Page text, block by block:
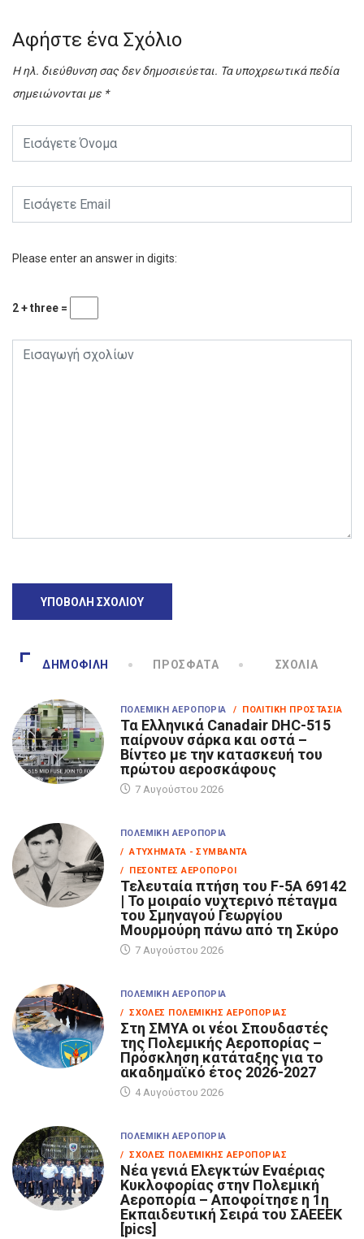
Αφήστε ένα Σχόλιο
Η ηλ. διεύθυνση σας δεν δημοσιεύεται. Τα υποχρεωτικά πεδία
σημειώνονται με *
Please enter an answer in digits:
2 + three =
ΔΗΜΟΦΙΛΉ ΠΡΌΣΦΑΤΑ ΣΧΌΛΙΑ
ΠΟΛΕΜΙΚΉ ΑΕΡΟΠΟΡΊΑ / ΠΟΛΙΤΙΚΉ ΠΡΟΣΤΑΣΊΑ
Τα Eλληνικά Canadair DHC-515
παίρνουν σάρκα και οστά –
Βίντεο με την κατασκευή του
πρώτου αεροσκάφους
7 Αυγούστου 2026
ΠΟΛΕΜΙΚΉ ΑΕΡΟΠΟΡΊΑ
/ ΑΤΥΧΉΜΑΤΑ - ΣΥΜΒΆΝΤΑ
/ ΠΕΣΌΝΤΕΣ ΑΕΡΟΠΌΡΟΙ
Τελευταία πτήση του F-5A 69142
| Το μοιραίο νυχτερινό πέταγμα
του Σμηναγού Γεωργίου
Μουρμούρη πάνω από τη Σκύρο
7 Αυγούστου 2026
ΠΟΛΕΜΙΚΉ ΑΕΡΟΠΟΡΊΑ
/ ΣΧΟΛΈΣ ΠΟΛΕΜΙΚΉΣ ΑΕΡΟΠΟΡΊΑΣ
Στη ΣΜΥΑ οι νέοι Σπουδαστές
της Πολεμικής Αεροπορίας –
Πρόσκληση κατάταξης για το
ακαδημαϊκό έτος 2026-2027
4 Αυγούστου 2026
ΠΟΛΕΜΙΚΉ ΑΕΡΟΠΟΡΊΑ
/ ΣΧΟΛΈΣ ΠΟΛΕΜΙΚΉΣ ΑΕΡΟΠΟΡΊΑΣ
Νέα γενιά Ελεγκτών Εναέριας
Κυκλοφορίας στην Πολεμική
Αεροπορία – Αποφοίτησε η 1η
Εκπαιδευτική Σειρά του ΣΑΕΕΕΚ
[pics]